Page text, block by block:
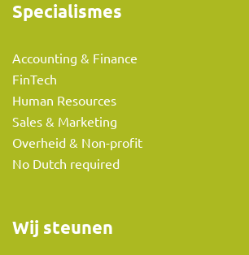
Specialismes
Accounting & Finance
FinTech
Human Resources
Sales & Marketing
Overheid & Non-profit
No Dutch required
Wij steunen